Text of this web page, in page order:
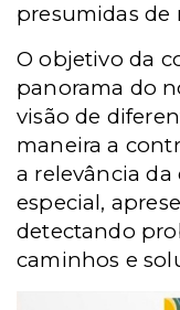
presumidas de
O objetivo da
panorama do
visão de
maneira a
a relevância
especial,
detectando
caminhos e